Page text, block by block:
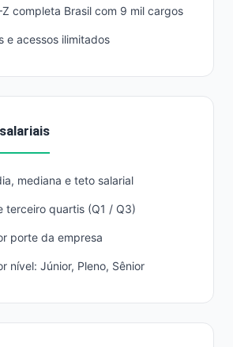
completa Brasil com 9 mil cargos
e acessos ilimitados
mediana e teto salarial
terceiro quartis (Q1 / Q3)
porte da empresa
nível: Júnior, Pleno, Sênior